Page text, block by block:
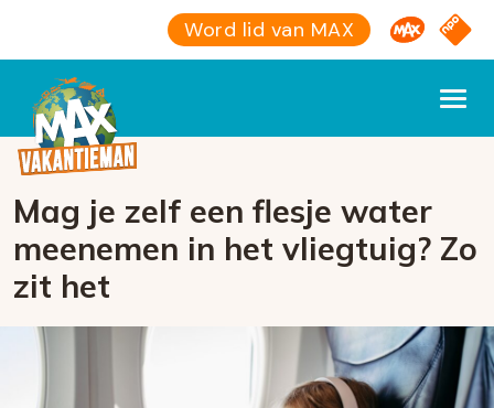
Word lid van MAX Omroep
NPO
Mag je zelf een flesje water
meenemen in het vliegtuig? Zo
zit het